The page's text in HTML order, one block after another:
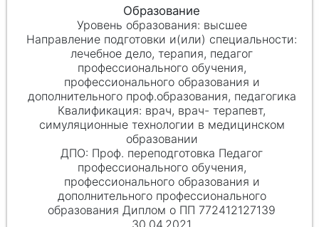
высшее
лечебное дело, терапия, педагог
профессионального обучения,
профессионального образования и
дополнительного проф.образования, педагогика
врач, врач- терапевт,
симуляционные технологии в медицинском
образовании
Проф. переподготовка Педагог
профессионального обучения,
профессионального образования и
дополнительного профессионального
образования Диплом о ПП 772412127139
30.04.2021